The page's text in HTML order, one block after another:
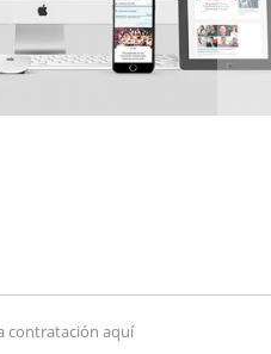
contratación aquí